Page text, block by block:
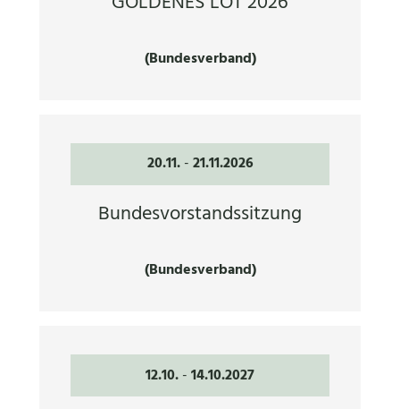
(Bundesverband)
20.11. -21.11.2026
Bundesvorstandssitzung
(Bundesverband)
12.10.-14.10.2027